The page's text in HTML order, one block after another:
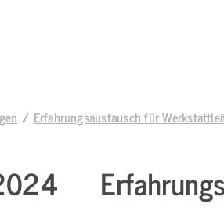
Erfahrungsaustausch für